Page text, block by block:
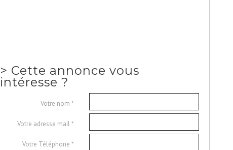
> Cette annonce vous
intéresse ?
Votre nom *
Votre adresse mail *
Votre Téléphone *